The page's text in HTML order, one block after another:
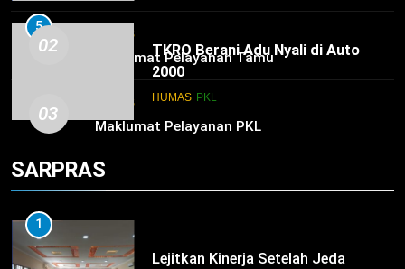
5
TKRO Berani Adu Nyali di Auto
2000
HUMAS PKL
02 HUMAS
Maklumat Pelayanan Tamu
03 HUMAS
Maklumat Pelayanan PKL
SARPRAS
1
Lejitkan Kinerja Setelah Jeda